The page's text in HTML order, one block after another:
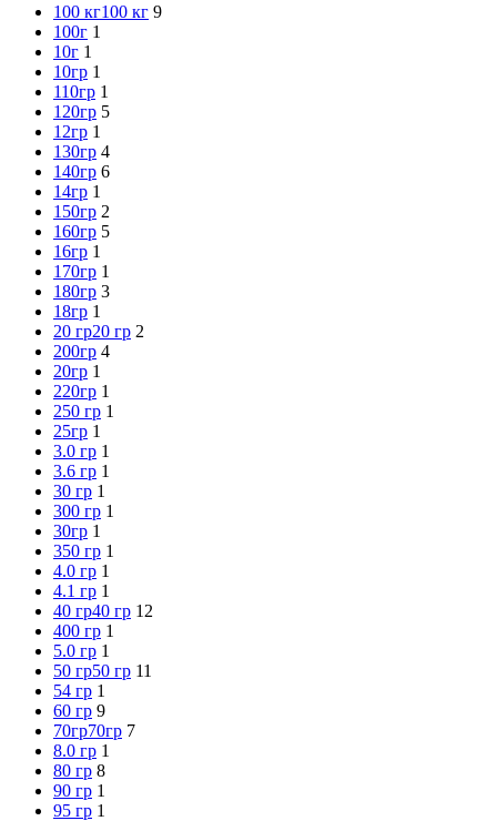
100 кг100 кг 9
100г 1
10г 1
10гр 1
110гр 1
120гр 5
12гр 1
130гр 4
140гр 6
14гр 1
150гр 2
160гр 5
16гр 1
170гр 1
180гр 3
18гр 1
20 гр20 гр 2
200гр 4
20гр 1
220гр 1
250 гр 1
25гр 1
3.0 гр 1
3.6 гр 1
30 гр 1
300 гр 1
30гр 1
350 гр 1
4.0 гр 1
4.1 гр 1
40 гр40 гр 12
400 гр 1
5.0 гр 1
50 гр50 гр 11
54 гр 1
60 гр 9
70гр70гр 7
8.0 гр 1
80 гр 8
90 гр 1
95 гр 1